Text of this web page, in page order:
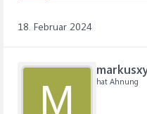
18. Februar 2024
M hat Ahnung